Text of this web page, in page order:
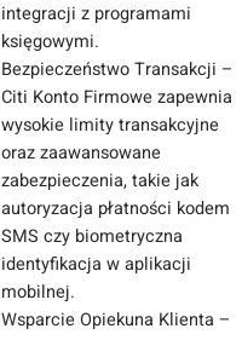
integracji z programami
księgowymi.
Bezpieczeństwo Transakcji –
Citi Konto Firmowe zapewnia
wysokie limity transakcyjne
oraz zaawansowane
zabezpieczenia, takie jak
autoryzacja płatności kodem
SMS czy biometryczna
identyfikacja w aplikacji
mobilnej.
Wsparcie Opiekuna Klienta –